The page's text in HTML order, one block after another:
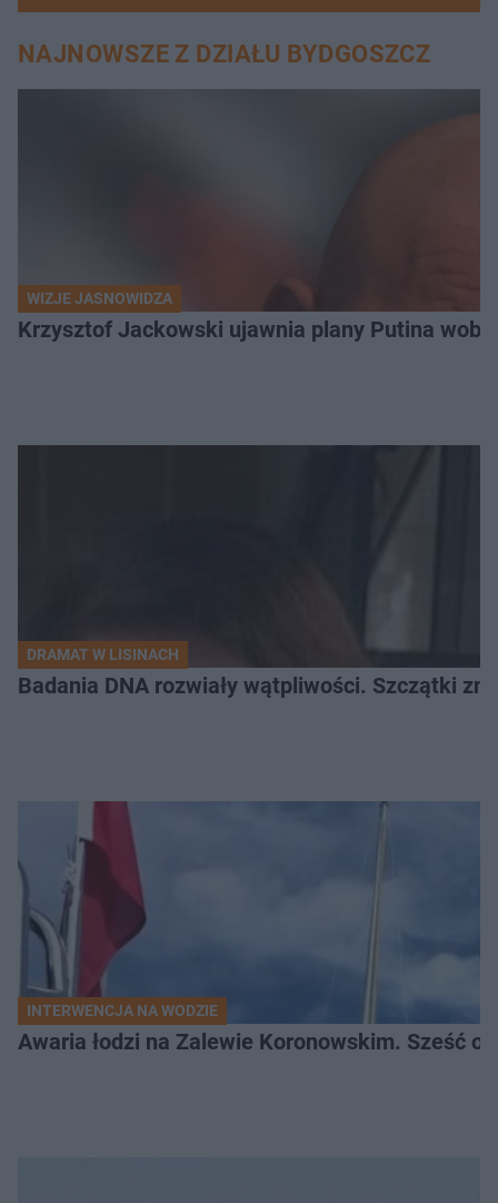
NAJNOWSZE Z DZIAŁU BYDGOSZCZ
WIZJE JASNOWIDZA
Krzysztof Jackowski ujawnia plany Putina
DRAMAT W LISINACH
Badania DNA rozwiały wątpliwości. Szczątki
INTERWENCJA NA WODZIE
Awaria łodzi na Zalewie Koronowskim. Sześć